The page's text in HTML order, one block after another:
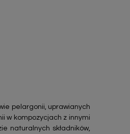
pelargonii, uprawianych
w kompozycjach z innymi
naturalnych składników,